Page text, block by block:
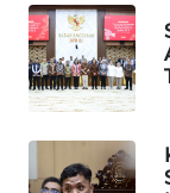
Network
KONSUMEN
LISTRIK
MASYARAKAT
KELISTRIKAN